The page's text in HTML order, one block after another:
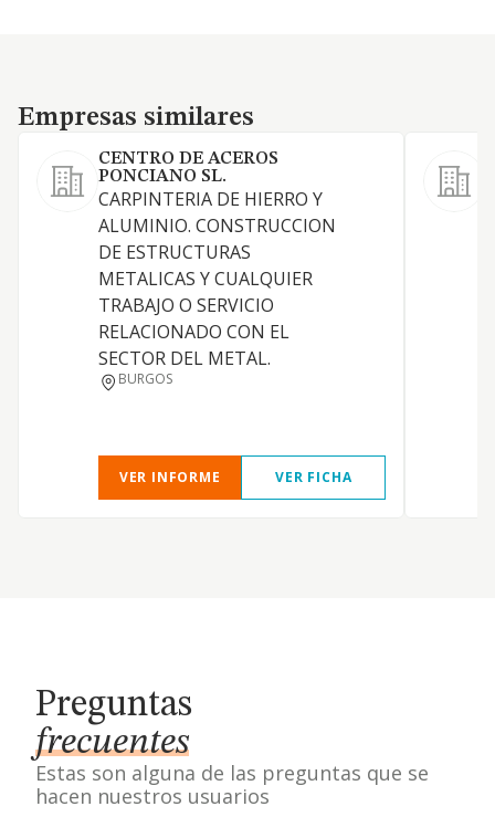
Empresas similares
Empresas similares
CENTRO DE ACEROS
PONCIANO SL.
CARPINTERIA DE HIERRO Y
ALUMINIO. CONSTRUCCION
DE ESTRUCTURAS
METALICAS Y CUALQUIER
TRABAJO O SERVICIO
RELACIONADO CON EL
SECTOR DEL METAL.
BURGOS
VER INFORME VER FICHA
Preguntas
frecuentes
Estas son alguna de las preguntas que se
hacen nuestros usuarios